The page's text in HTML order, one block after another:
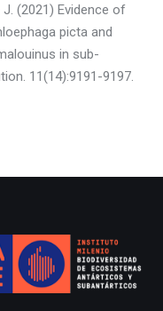
(2021) Evidence of
picta and
in sub-
11(14):9191-9197.